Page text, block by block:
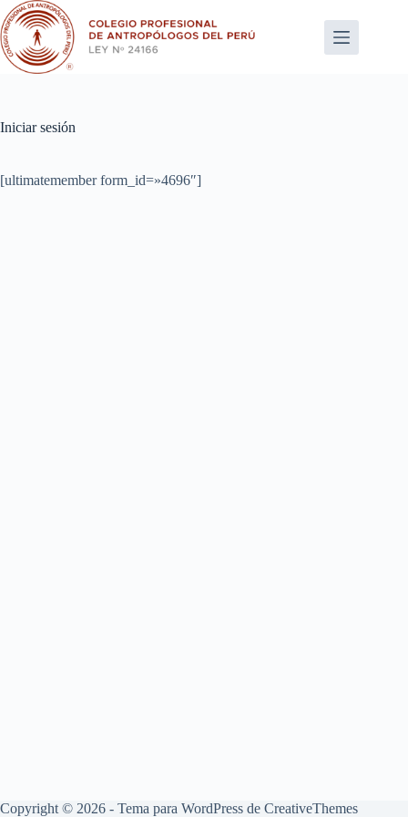
Saltar
al
contenido
Iniciar sesión
[ultimatemember form_id=»4696″]
Copyright © 2026 - Tema para WordPress de CreativeThemes